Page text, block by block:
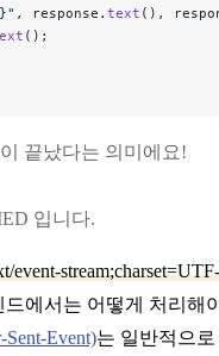
, response. text (),
();
끝났다는 의미에요!
입니다.
event-
드에서는 어떻게 처리해
Sent-Event)는 일반적으로